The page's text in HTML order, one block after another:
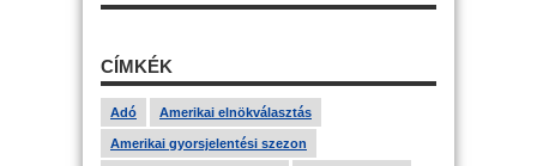
CÍMKÉK
Adó Amerikai elnökválasztás
Amerikai gyorsjelentési szezon